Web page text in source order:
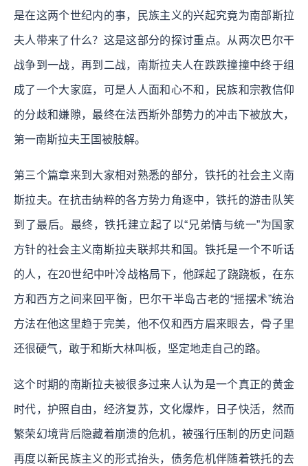
是在这两个世纪内的事，民族主义的兴起究竟为南部斯拉
夫人带来了什么？这是这部分的探讨重点。从两次巴尔干
战争到一战，再到二战，南斯拉夫人在跌跌撞撞中终于组
成了一个大家庭，可是人人面和心不和，民族和宗教信仰
的分歧和嫌隙，最终在法西斯外部势力的冲击下被放大，
第一南斯拉夫王国被肢解。
第三个篇章来到大家相对熟悉的部分，铁托的社会主义南
斯拉夫。在抗击纳粹的各方势力角逐中，铁托的游击队笑
到了最后。最终，铁托建立起了以“兄弟情与统一”为国家
方针的社会主义南斯拉夫联邦共和国。铁托是一个不听话
的人，在20世纪中叶冷战格局下，他踩起了跷跷板，在东
方和西方之间来回平衡，巴尔干半岛古老的“摇摆术”统治
方法在他这里趋于完美，他不仅和西方眉来眼去，骨子里
还很硬气，敢于和斯大林叫板，坚定地走自己的路。
这个时期的南斯拉夫被很多过来人认为是一个真正的黄金
时代，护照自由，经济复苏，文化爆炸，日子快活，然而
繁荣幻境背后隐藏着崩溃的危机，被强行压制的历史问题
再度以新民族主义的形式抬头，债务危机伴随着铁托的去